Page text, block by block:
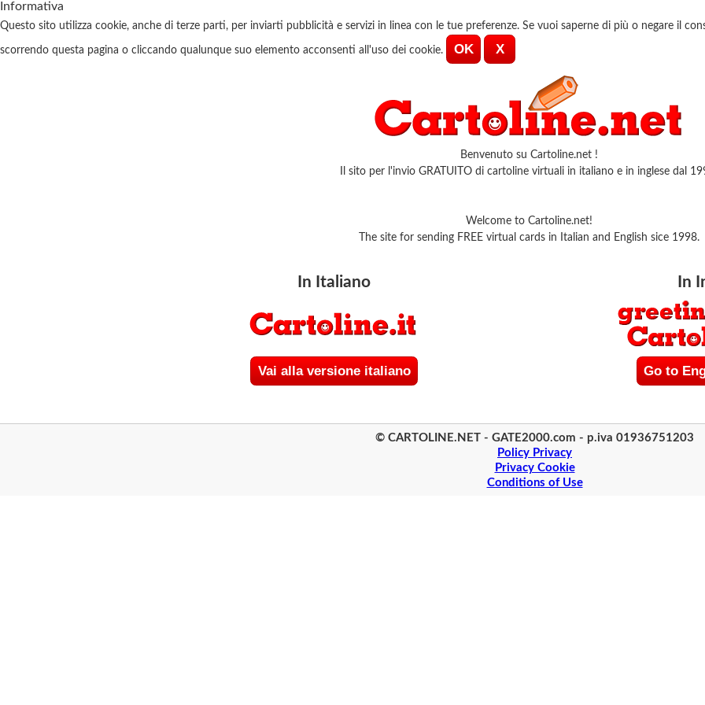
Informativa
Questo sito utilizza cookie, anche di terze parti, per inviarti pubblicità e servizi in linea con le tue preferenze. Se vuoi saperne di più o negare il
scorrendo questa pagina o cliccando qualunque suo elemento acconsenti all'uso dei cookie.
Benvenuto su Cartoline.net !
Il sito per l'invio GRATUITO di cartoline virtuali in italiano e in inglese dal
Welcome to Cartoline.net!
The site for sending FREE virtual cards in Italian and English sice 1998.
In Italiano
Vai alla versione italiano
In
Go to
© CARTOLINE.NET - GATE2000.com - p.iva 01936751203
Policy Privacy
Privacy Cookie
Conditions of Use